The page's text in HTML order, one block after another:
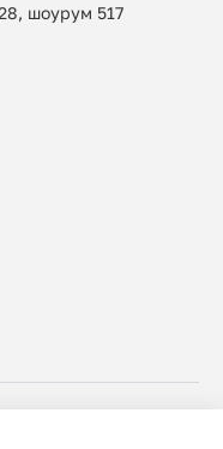
шоурум 517